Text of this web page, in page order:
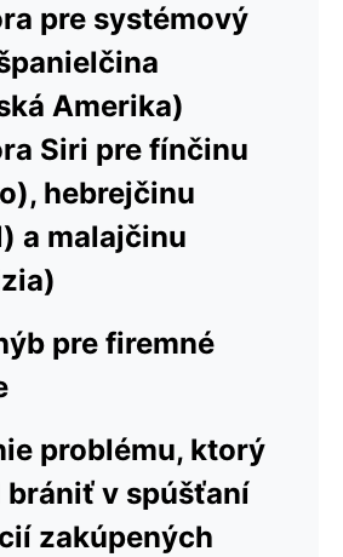
pre systémový
Amerika)
Siri pre fínčinu
hebrejčinu
a malajčinu
pre firemné
problému, ktorý
brániť v spúšťaní
zakúpených